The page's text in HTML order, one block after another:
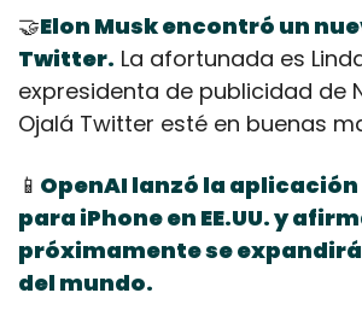
🤝Elon Musk encontró un
Twitter. La afortunada es
expresidenta de publicidad de
Ojalá Twitter esté en buenas
📱 OpenAI lanzó la aplicación
para iPhone en EE.UU. y
próximamente se
del mundo.